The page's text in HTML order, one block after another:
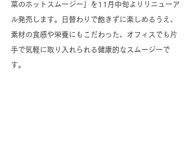
菜のホットスムージー」を11月中旬よりリニューア
ル発売します。日替わりで飽きずに楽しめるうえ、
素材の食感や栄養にもこだわった、オフィスでも片
手で気軽に取り入れられる健康的なスムージーで
す。